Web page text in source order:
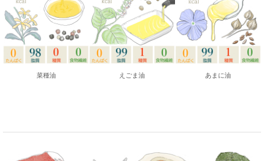
菜種油 えごま油 あまに油